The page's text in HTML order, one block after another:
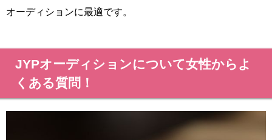
オーディションに最適です。
JYPオーディションについて女性からよ
くある質問！